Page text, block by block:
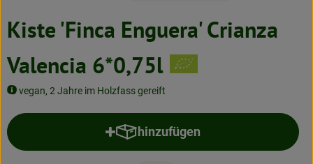
Blog
Kiste 'Finca Enguera' Crianza
Valencia 6*0,75l
vegan, 2 Jahre im Holzfass gereift
hinzufügen
Produkt zum Warenkorb